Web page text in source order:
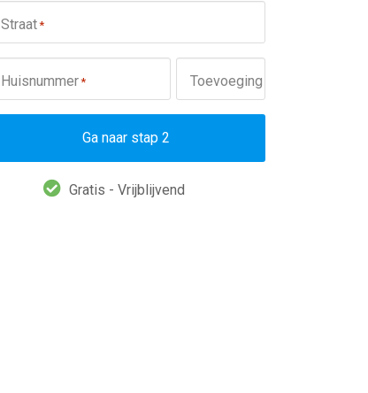
Straat*
Huisnummer* Toevoeging
Ga naar stap 2
Gratis - Vrijblijvend